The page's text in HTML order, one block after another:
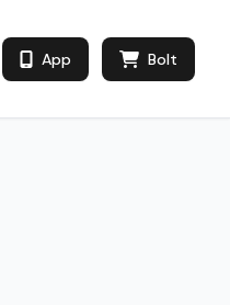
App Bolt